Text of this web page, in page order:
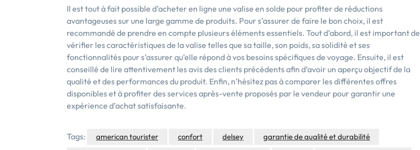
Il est tout à fait possible d’acheter en ligne une valise en solde pour profiter de réductions
avantageuses sur une large gamme de produits. Pour s’assurer de faire le bon choix, il est
recommandé de prendre en compte plusieurs éléments essentiels. Tout d’abord, il est important de
vérifier les caractéristiques de la valise telles que sa taille, son poids, sa solidité et ses
fonctionnalités pour s’assurer qu’elle répond à vos besoins spécifiques de voyage. Ensuite, il est
conseillé de lire attentivement les avis des clients précédents afin d’avoir un aperçu objectif de la
qualité et des performances du produit. Enfin, n’hésitez pas à comparer les différentes offres
disponibles et à profiter des services après-vente proposés par le vendeur pour garantir une
expérience d’achat satisfaisante.
Tags: american tourister confort delsey
garantie de qualité et durabilité